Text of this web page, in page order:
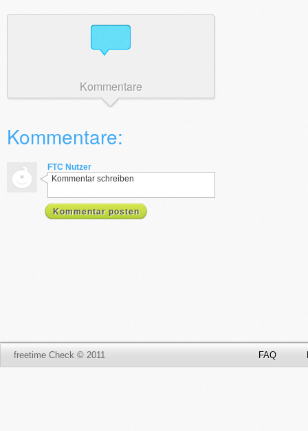
Kommentare
Kommentare:
FTC Nutzer
Kommentar schreiben
Kommentar posten
freetime Check © 2011 FAQ